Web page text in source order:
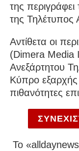
της
της Τηλέτυπος
Αντίθετα οι
(Dimera Media
Ανεξάρτητου
Κύπρο εξαρχής
πιθανότητες
To